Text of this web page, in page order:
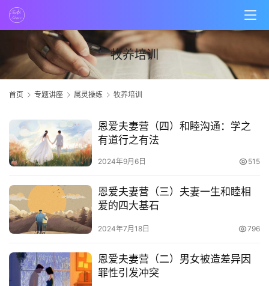
首
页
主
日
崇
拜
专
题
牧养培训
首页 专题讲座 属灵操练 牧养培训
恩爱夫妻营（四）和睦沟通：学之
有道行之有法
2024年9月6日 515
恩爱夫妻营（三）夫妻一生和睦相
爱的四大基石
2024年7月18日 796
恩爱夫妻营（二）男女被造差异因
罪性引发冲突